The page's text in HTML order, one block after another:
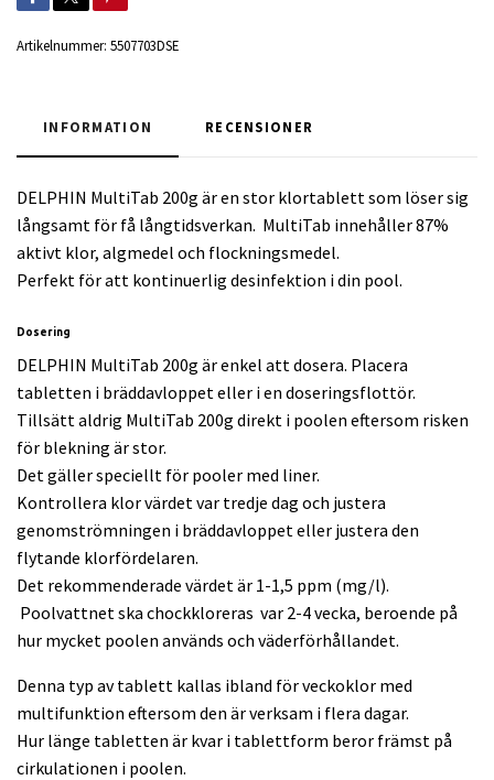
Artikelnummer: 5507703DSE
INFORMATION RECENSIONER
DELPHIN MultiTab 200g är en stor klortablett som löser sig
långsamt för få långtidsverkan. MultiTab innehåller 87%
aktivt klor, algmedel och flockningsmedel.
Perfekt för att kontinuerlig desinfektion i din pool.
Dosering
DELPHIN MultiTab 200g är enkel att dosera. Placera
tabletten i bräddavloppet eller i en doseringsflottör.
Tillsätt aldrig MultiTab 200g direkt i poolen eftersom risken
för blekning är stor.
Det gäller speciellt för pooler med liner.
Kontrollera klor värdet var tredje dag och justera
genomströmningen i bräddavloppet eller justera den
flytande klorfördelaren.
Det rekommenderade värdet är 1-1,5 ppm (mg/l).
Poolvattnet ska chockkloreras var 2-4 vecka, beroende på
hur mycket poolen används och väderförhållandet.
Denna typ av tablett kallas ibland för veckoklor med
multifunktion eftersom den är verksam i flera dagar.
Hur länge tabletten är kvar i tablettform beror främst på
cirkulationen i poolen.